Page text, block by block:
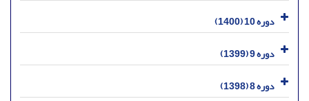
دوره 10 (1400)
دوره 9 (1399)
دوره 8 (1398)